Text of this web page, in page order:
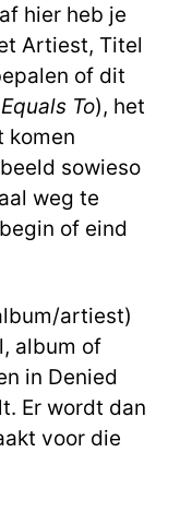
hier heb je
Artiest, Titel
of dit
Equals To), het
komen
sowieso
weg te
of eind
artiest)
album of
in Denied
Er wordt dan
voor die